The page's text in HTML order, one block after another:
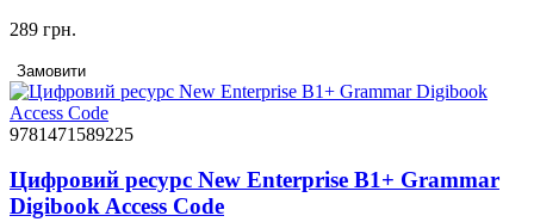
289 грн.
Замовити
9781471589225
Цифровий ресурс New Enterprise B1+ Grammar
Digibook Access Code